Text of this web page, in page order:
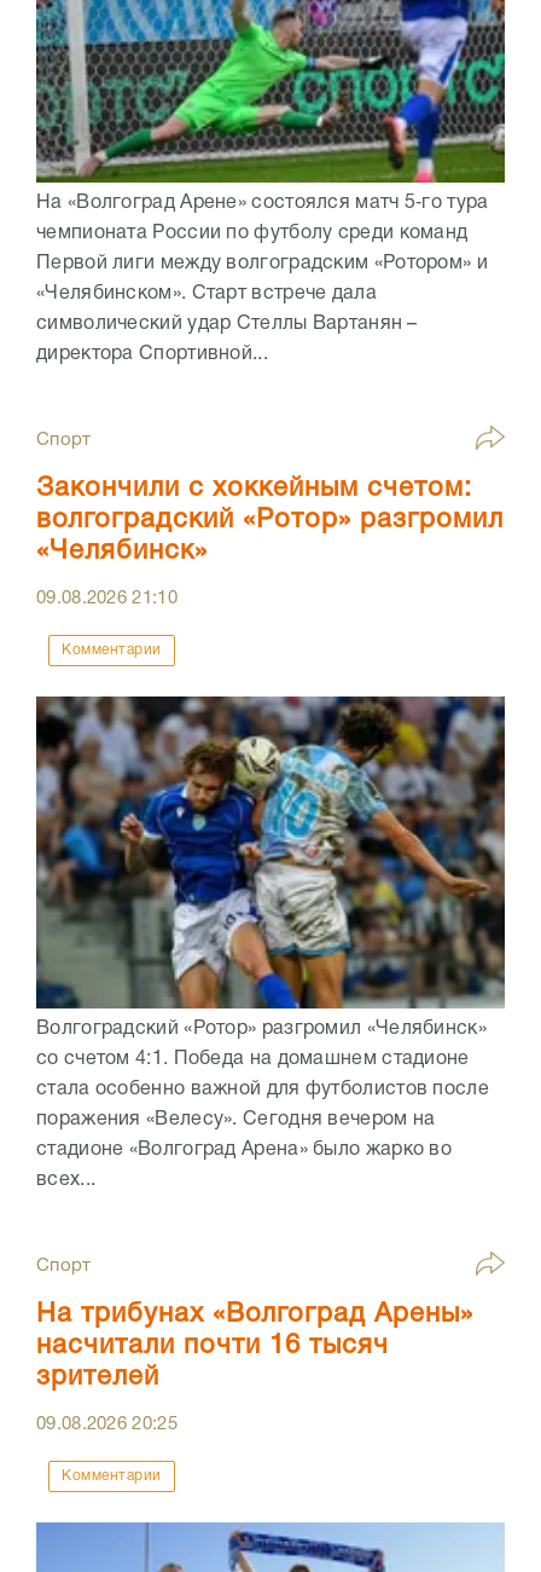
На «Волгоград Арене» состоялся матч 5‑го тура
чемпионата России по футболу среди команд
Первой лиги между волгоградским «Ротором» и
«Челябинском». Старт встрече дала
символический удар Стеллы Вартанян –
директора Спортивной...
Спорт
Закончили с хоккейным счетом:
волгоградский «Ротор» разгромил
«Челябинск»
09.08.202621:10
Комментарии
Волгоградский «Ротор» разгромил «Челябинск»
со счетом 4:1. Победа на домашнем стадионе
стала особенно важной для футболистов после
поражения «Велесу». Сегодня вечером на
стадионе «Волгоград Арена» было жарко во
всех...
Спорт
На трибунах «Волгоград Арены»
насчитали почти 16 тысяч
зрителей
09.08.202620:25
Комментарии